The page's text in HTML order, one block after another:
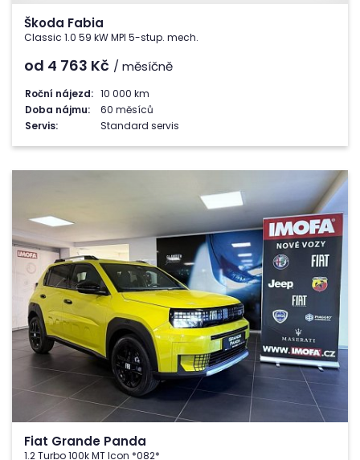
Škoda Fabia
Classic 1.0 59 kW MPI 5-stup. mech.
od 4 763 Kč / měsíčně
Roční nájezd: 10 000 km
Doba nájmu:
60 měsíců
Servis:
Standard servis
Fiat Grande Panda
1.2 Turbo 100k MT Icon *082*